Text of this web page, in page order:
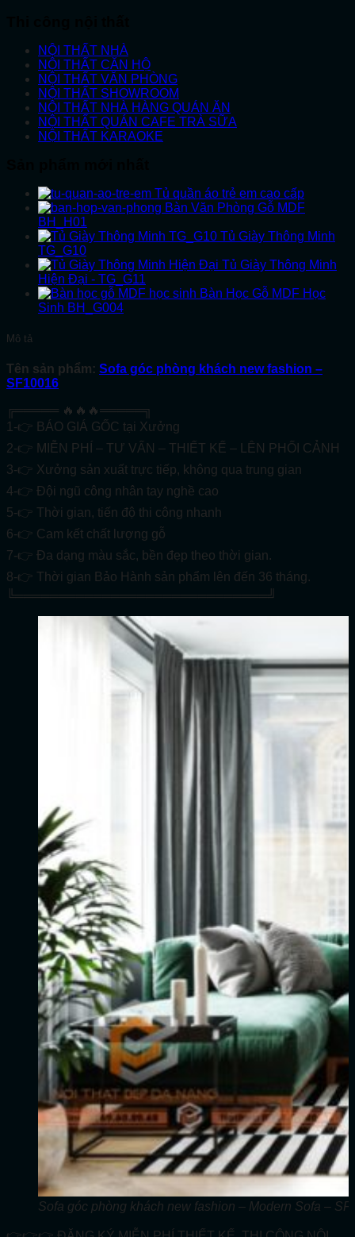
NỘI THẤT NHÀ
NỘI THẤT CĂN HỘ
NỘI THẤT VĂN PHÒNG
NỘI THẤT SHOWROOM
NỘI THẤT NHÀ HÀNG QUÁN ĂN
NỘI THẤT QUÁN CAFE TRÀ SỮA
NỘI THẤT KARAOKE
Tủ quần áo trẻ em cao cấp
Bàn Văn Phòng Gỗ MDF
BH_H01
Tủ Giày Thông Minh
TG_G10
Tủ Giày Thông Minh
Hiện Đại - TG_G11
Bàn Học Gỗ MDF Học
Sinh BH_G004
Mô tả
Tên sản phẩm: Sofa góc phòng khách new fashion –
SF10016
╔═════ 🔥🔥🔥═════╗
1-👉 BÁO GIÁ GỐC tại Xưởng
2-👉 MIỄN PHÍ – TƯ VẤN – THIẾT KẾ – LÊN PHỐI CẢNH
3-👉 Xưởng sản xuất trực tiếp, không qua trung gian
4-👉 Đội ngũ công nhân tay nghề cao
5-👉 Thời gian, tiến độ thi công nhanh
6-👉 Cam kết chất lượng gỗ
7-👉 Đa dạng màu sắc, bền đẹp theo thời gian.
8-👉 Thời gian Bảo Hành sản phẩm lên đến 36 tháng.
╚═════════════════════════════╝
Sofa góc phòng khách new fashion – Modern Sofa –